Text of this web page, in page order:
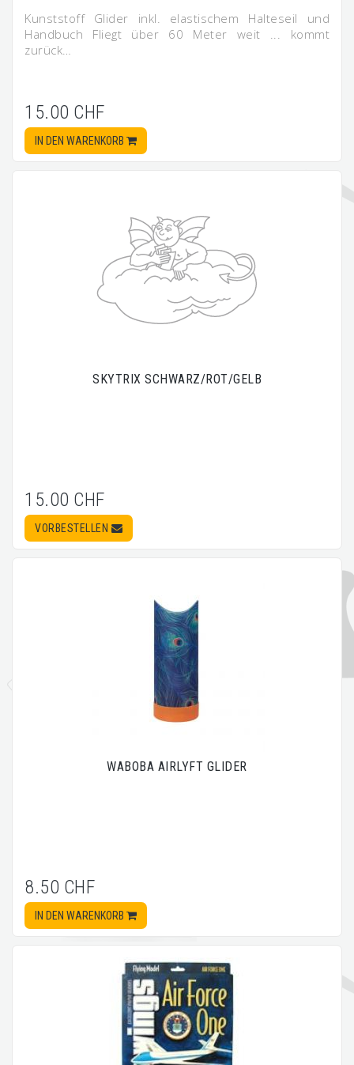
Kunststoff Glider inkl. elastischem Halteseil und
Handbuch Fliegt über 60 Meter weit ... kommt
zurück…
15.00 CHF
IN DEN WARENKORB
SKYTRIX SCHWARZ/ROT/GELB
15.00 CHF
VORBESTELLEN
WABOBA AIRLYFT GLIDER
8.50 CHF
IN DEN WARENKORB